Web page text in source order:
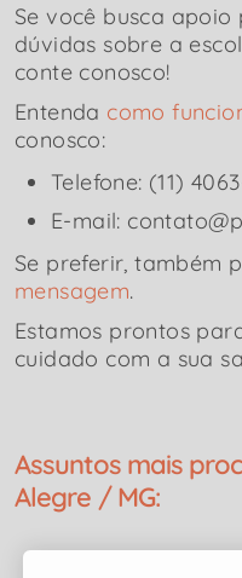
Se você busca
dúvidas sobre a
conte conosco!
Entenda como
conosco:
Telefone: (11)
E-mail:
Se preferir, também
mensagem.
Estamos prontos
cuidado com a sua
Assuntos mais
Alegre / MG: